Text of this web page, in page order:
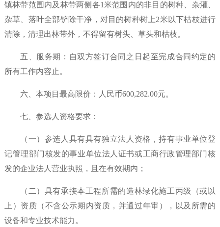
镇林带范围内及林带两侧各1米范围内的非目的树种、杂灌、
杂草、落叶全部铲除干净，对目的树种树上2米以下枯枝进行
清除，清理出林带外，不得留有树头、草头和枯枝。
五、服务期：自双方签订合同之日起至完成合同约定的
所有工作内容止。
六、本项目最高限价：人民币600,282.00元。
七、参选人资格要求：
（一）参选人具有具有独立法人资格，持有事业单位登
记管理部门核发的事业单位法人证书或工商行政管理部门核
发的企业法人营业执照，且在有效期内；
（二）具有承接本工程所需的造林绿化施工丙级（或以
上）资质（不含公示期内资质，并通过年审），以及所需的
设备和专业技术能力。